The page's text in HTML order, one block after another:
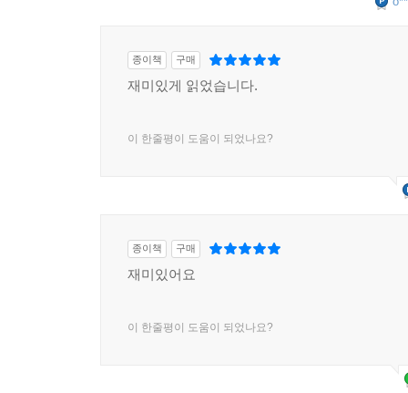
종이책 구매
재미있게 읽었습니다.
이 한줄평이 도움이 되었나요?
종이책 구매
재미있어요
이 한줄평이 도움이 되었나요?